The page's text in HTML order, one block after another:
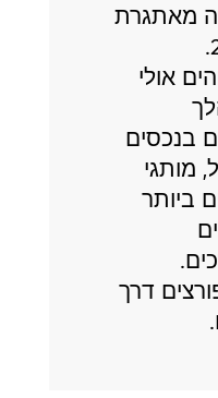
מאתגרת
אולי
בנכסים
מותגי
ביותר
דרך